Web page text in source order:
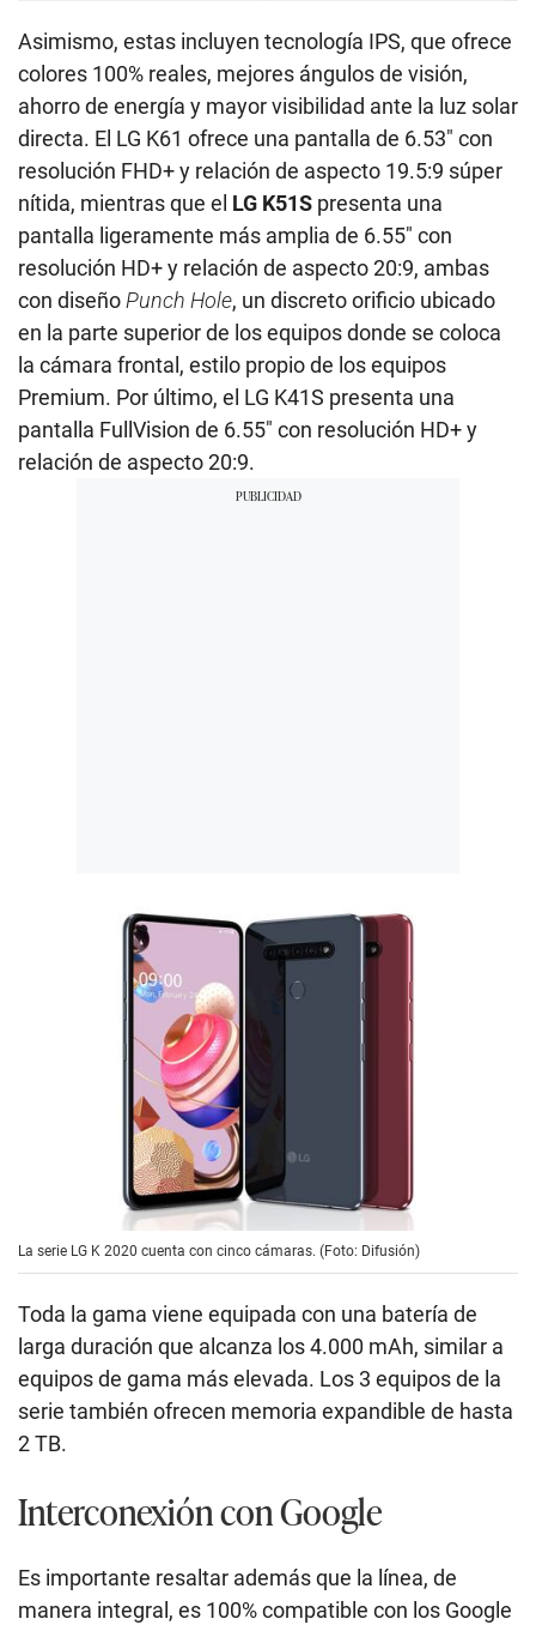
Asimismo, estas incluyen tecnología IPS, que ofrece
colores 100% reales, mejores ángulos de visión,
ahorro de energía y mayor visibilidad ante la luz solar
directa. El LG K61 ofrece una pantalla de 6.53″ con
resolución FHD+ y relación de aspecto 19.5:9 súper
nítida, mientras que el LG K51S presenta una
pantalla ligeramente más amplia de 6.55″ con
resolución HD+ y relación de aspecto 20:9, ambas
con diseño Punch Hole, un discreto orificio ubicado
en la parte superior de los equipos donde se coloca
la cámara frontal, estilo propio de los equipos
Premium. Por último, el LG K41S presenta una
pantalla FullVision de 6.55″ con resolución HD+ y
relación de aspecto 20:9.
La serie LG K 2020 cuenta con cinco cámaras. (Foto: Difusión)
Toda la gama viene equipada con una batería de
larga duración que alcanza los 4.000 mAh, similar a
equipos de gama más elevada. Los 3 equipos de la
serie también ofrecen memoria expandible de hasta
2 TB.
Interconexión con Google
Es importante resaltar además que la línea, de
manera integral, es 100% compatible con los Google